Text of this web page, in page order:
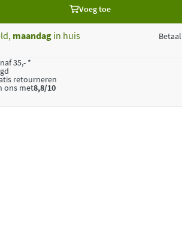
Voeg toe
maandag in huis
35,- *
retourneren
ons met8,8/10